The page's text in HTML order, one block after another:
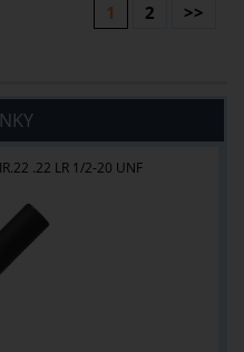
1 2 >>
.22 LR 1/2-20 UNF